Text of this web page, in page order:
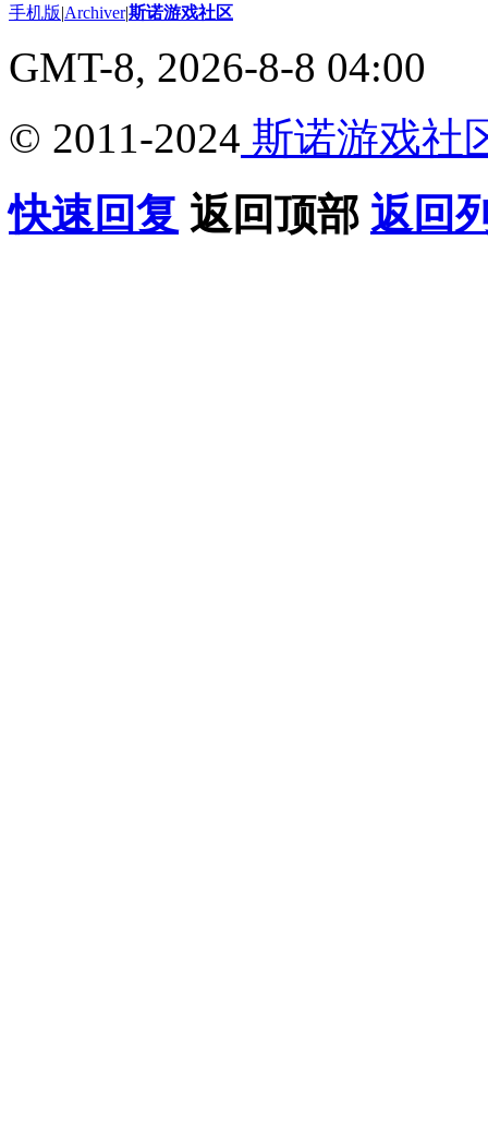
手机版|Archiver|斯诺游戏社区
GMT-8, 2026-8-8 04:00
© 2011-2024 斯诺游戏社
快速回复 返回顶部 返回